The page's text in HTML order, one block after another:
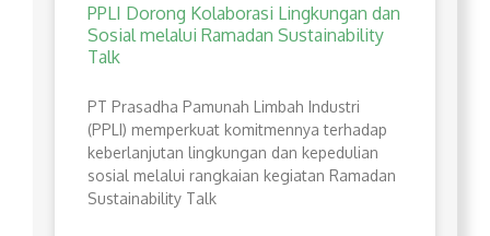
PPLI Dorong Kolaborasi Lingkungan dan
Sosial melalui Ramadan Sustainability
Talk
PT Prasadha Pamunah Limbah Industri
(PPLI) memperkuat komitmennya terhadap
keberlanjutan lingkungan dan kepedulian
sosial melalui rangkaian kegiatan Ramadan
Sustainability Talk